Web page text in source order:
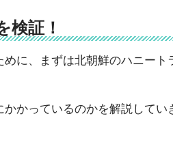
検証！
に、まずは北朝鮮のハニート
かっているのかを解説してい